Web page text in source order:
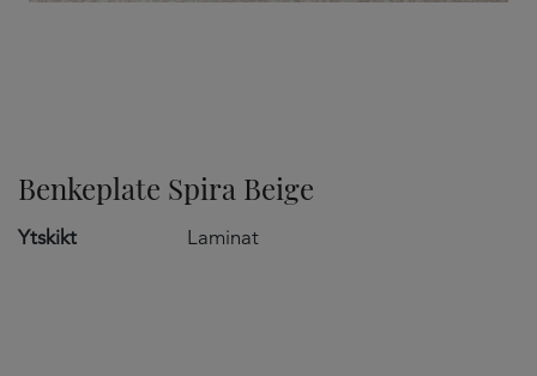
Benkeplate Spira Beige
Ytskikt Laminat